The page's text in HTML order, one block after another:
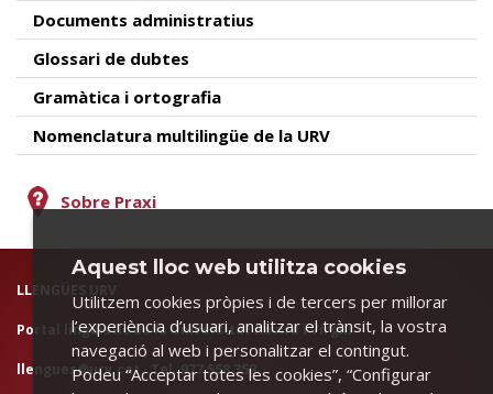
Documents administratius
Glossari de dubtes
Gramàtica i ortografia
Nomenclatura multilingüe de la URV
Sobre Praxi
LLENGÜES URV
Portal lingüístic de la Universitat Rovira i Virgili
llengues@urv.cat· Tel. 977 558 359
Aquest lloc web utilitza cookies
Utilitzem cookies pròpies i de tercers per millorar
l’experiència d’usuari, analitzar el trànsit, la vostra
navegació al web i personalitzar el contingut.
Podeu “Acceptar totes les cookies”, “Configurar